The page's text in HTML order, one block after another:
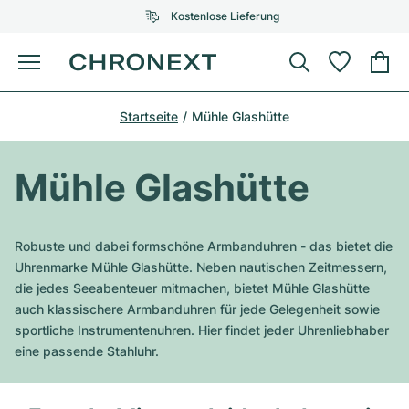
Kostenlose Lieferung
Menü
AUSGEWÄHLTE MARKEN
Alle Rolex Modelle
Top-Modelle
Omega
Alle Omega Modelle
Top-Modelle
Patek Philippe
Alle Patek Philippe Modelle
Audemars Piguet
Cartier
Certified Pre-Owned
Schmuck
AUSGEWÄHLTE MARKEN
Tiffany
Louis Vuitton
Gebauer & Gebauer
Van Cleef & Arpels
Neuzugänge
Startseite Mühle Glashütte
Mühle Glashütte
Robuste und dabei formschöne Armbanduhren - das bietet die
Uhrenmarke Mühle Glashütte. Neben nautischen Zeitmessern,
die jedes Seeabenteuer mitmachen, bietet Mühle Glashütte
auch klassischere Armbanduhren für jede Gelegenheit sowie
sportliche Instrumentenuhren. Hier findet jeder Uhrenliebhaber
eine passende Stahluhr.